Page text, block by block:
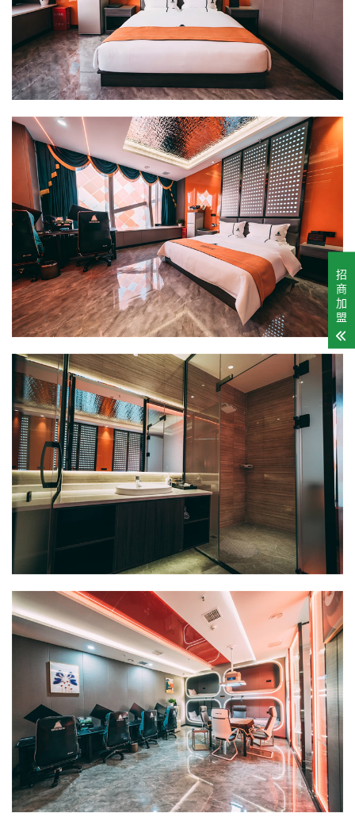
招
商
加
盟